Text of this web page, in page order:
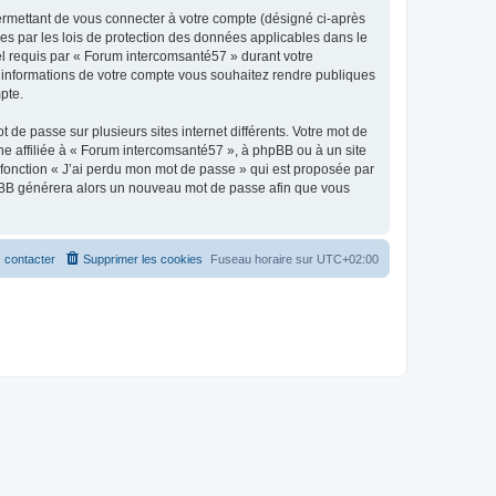
de vous connecter à votre compte (désigné ci-après
par les lois de protection des données applicables dans le
requis par « Forum intercomsanté57 » durant votre
de votre compte vous souhaitez rendre publiques
passe sur plusieurs sites internet différents. Votre mot de
affiliée à « Forum intercomsanté57 », à phpBB ou à un site
« J’ai perdu mon mot de passe » qui est proposée par
générera alors un nouveau mot de passe afin que vous
Fuseau horaire sur UTC+02:00
Supprimer les cookies
contacter